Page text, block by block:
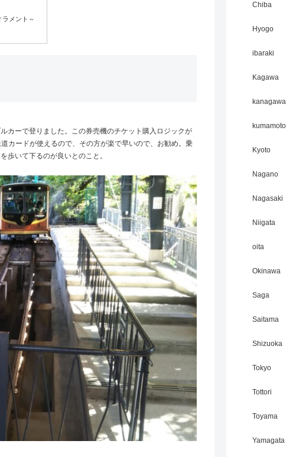
メント～
カーで登りました。この券売機のチケット購入ロジックが
カードが使えるので、その方が楽で早いので、お勧め。乗
歩いて下るのが良いとのこと。
Chiba
Hyogo
ibaraki
Kagawa
kanagawa
kumamoto
Kyoto
Nagano
Nagasaki
Niigata
oita
Okinawa
Saga
Saitama
Shizuoka
Tokyo
Tottori
Toyama
Yamagata